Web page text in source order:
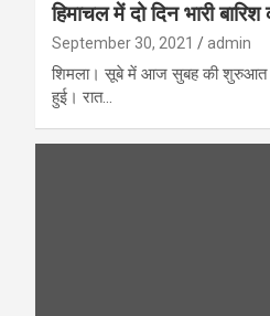
हिमाचल में दो दिन भारी
September 30, 2021 admin
शिमला। सूबे में आज सुबह की शुरुआत
हुई। रात…